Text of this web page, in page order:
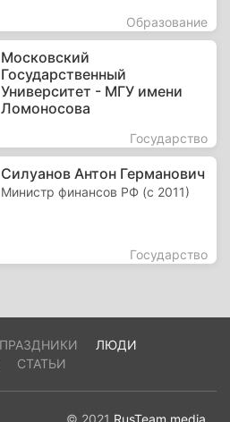
Образование
Московский
Государственный
Университет - МГУ имени
Ломоносова
Государство
Силуанов Антон Германович
Министр финансов РФ (с 2011)
Государство
ПРАЗДНИКИ
ЛЮДИ
СТАТЬИ
© 2021 RusTeam.media